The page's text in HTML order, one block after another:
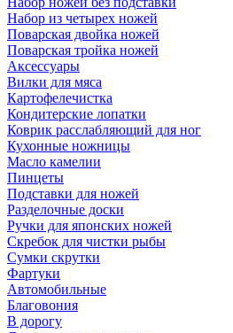
Набор из четырех ножей
Поварская двойка ножей
Поварская тройка ножей
Аксессуары
Вилки для мяса
Картофелечистка
Кондитерские лопатки
Коврик расслабляющий для ног
Кухонные ножницы
Масло камелии
Пинцеты
Подставки для ножей
Разделочные доски
Ручки для японских ножей
Скребок для чистки рыбы
Сумки скрутки
Фартуки
Автомобильные
Благовония
В дорогу